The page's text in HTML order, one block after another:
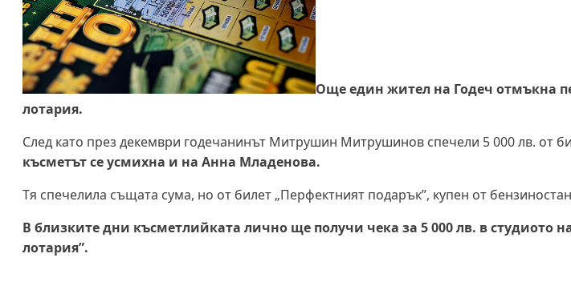
Още един жител на Годеч отмъкна
лотария.
След като през декември годечанинът Митрушин Митрушинов спечели 5 000 лв. от
късметът се усмихна и на Анна Младенова.
Тя спечелила същата сума, но от билет „Перфектният подарък”, купен от
В близките дни късметлийката лично ще получи чека за 5 000 лв. в студиото
лотария”.